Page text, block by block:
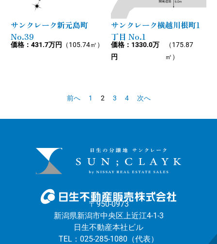
サンクレーク新元島町
No.39
価格：431.7万円 （105.74㎡）
サンクレーク横越川根町1
丁目 No.1
価格：1330.0万
円
（175.87
㎡）
前へ 1 2 3 4 次へ
〒950-0973
新潟県新潟市中央区上近江4-1-3
日生不動産本社ビル
TEL：025-285-1080（代表）